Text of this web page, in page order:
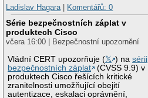
Ladislav Hagara| Komentářů: 0
Série bezpečnostních záplat v
produktech Cisco
včera 16:00 | Bezpečnostní upozornění
Vládní CERT upozorňuje (𝕏 ) nasérii
bezpečnostních záplat
(CVSS 9.9) v
produktech Cisco řešících kritické
zranitelnosti umožňující obejití
autentizace, eskalaci oprávnění,